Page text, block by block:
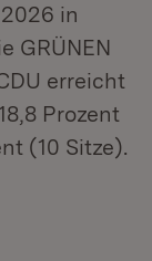
in
GRÜNEN
erreicht
Prozent
(10 Sitze).